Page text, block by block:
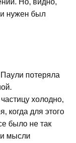
Но, видно,
нужен был
потеряла
холодно,
когда для этого
было не так
мысли